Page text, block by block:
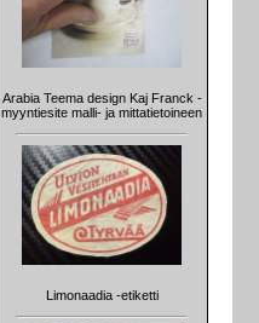
Arabia Teema design Kaj Franck -
myyntiesite malli- ja mittatietoineen
Limonaadia -etiketti